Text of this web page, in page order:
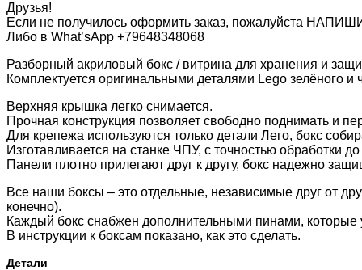
Technic
Kawasaki
Ninja
H2R
42170
Друзья!
Если не получилось оформить заказ, пожалуйста
Либо в What’sApp +79648348068
Разборный акриловый бокс / витрина для хранения и
Комплектуется оригинальными деталями Lego зелёного и
Верхняя крышка легко снимается.
Прочная конструкция позволяет свободно поднимать и
Для крепежа используются только детали Лего, бокс
Изготавливается на станке ЧПУ, с точностью обработки
Панели плотно прилегают друг к другу, бокс надежно
Все наши боксы – это отдельные, независимые друг от
конечно).
Каждый бокс снабжен дополнительными пинами,
В инструкции к боксам показано, как это сделать.
Детали